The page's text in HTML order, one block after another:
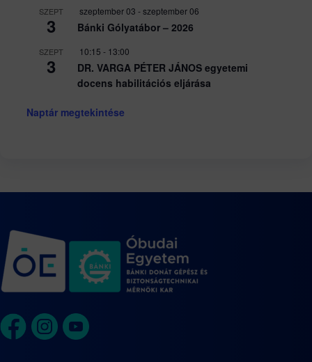
SZEPT
3
szeptember 03 -szeptember 06
Bánki Gólyatábor – 2026
SZEPT
3
10:15 - 13:00
DR. VARGA PÉTER JÁNOS egyetemi
docens habilitációs eljárása
Naptár megtekintése